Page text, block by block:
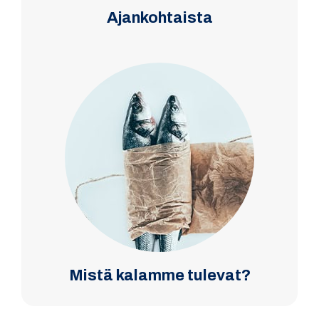
Ajankohtaista
Mistä kalamme tulevat?